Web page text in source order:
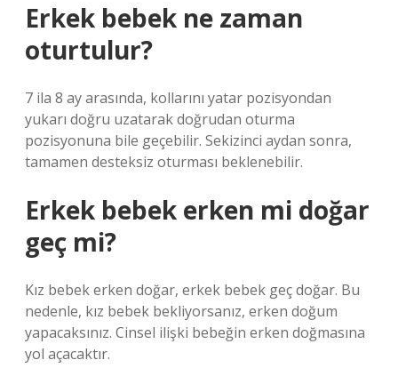
Erkek bebek ne zaman
oturtulur?
7 ila 8 ay arasında, kollarını yatar pozisyondan
yukarı doğru uzatarak doğrudan oturma
pozisyonuna bile geçebilir. Sekizinci aydan sonra,
tamamen desteksiz oturması beklenebilir.
Erkek bebek erken mi doğar
geç mi?
Kız bebek erken doğar, erkek bebek geç doğar. Bu
nedenle, kız bebek bekliyorsanız, erken doğum
yapacaksınız. Cinsel ilişki bebeğin erken doğmasına
yol açacaktır.